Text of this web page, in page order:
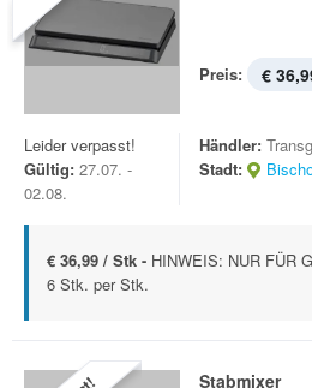
Preis: €
Leider verpasst!
Gültig: 27.07. -
02.08.
Händler:
Stadt:
€ 36,99 / Stk - HINWEIS: NUR FÜR
6 Stk. per Stk.
Stabmixer